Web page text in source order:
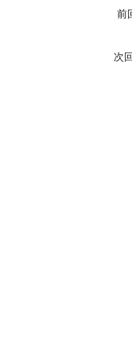
前
次